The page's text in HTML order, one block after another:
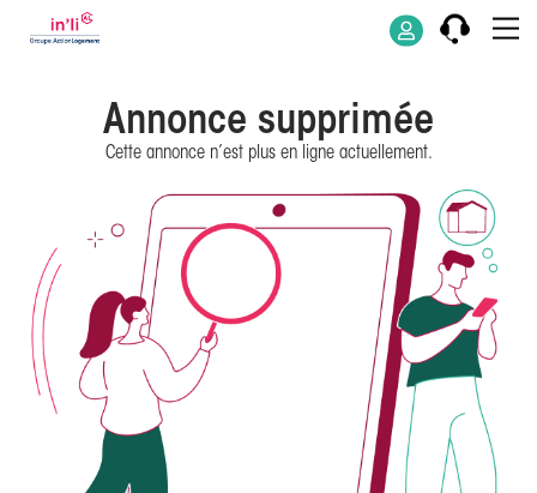
Annonce supprimée
Cette annonce n’est plus en ligne actuellement.